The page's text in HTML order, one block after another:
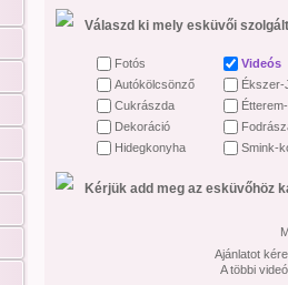
Válaszd ki mely esküvői
Fotós
Videós
Autókölcsönző
Ékszer-
Cukrászda
Dekoráció
Hidegkonyha
Smink-
Kérjük add meg az esküvőhöz
Ajánlatot
A többi